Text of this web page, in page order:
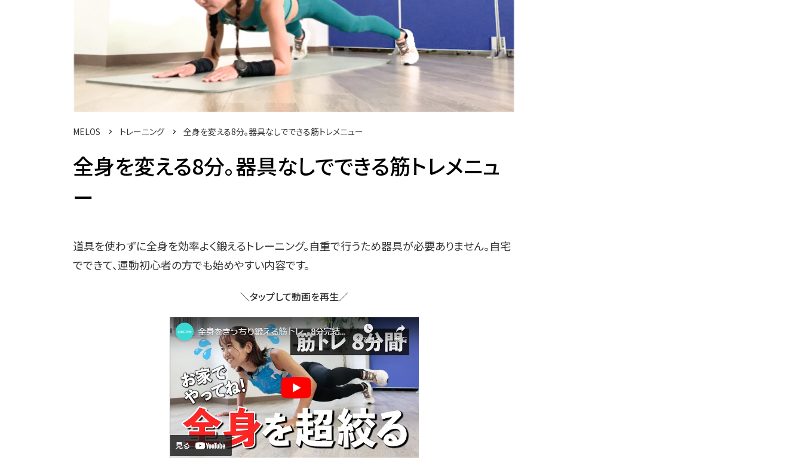
MELOS トレーニング 全身を変える8分。器具なしでできる筋トレメニュー
全身を変える8分。器具なしでできる筋トレメニュ
ー
道具を使わずに全身を効率よく鍛えるトレーニング。自重で行うため器具が必要ありません。自宅
でできて、運動初心者の方でも始めやすい内容です。
＼タップして動画を再生／